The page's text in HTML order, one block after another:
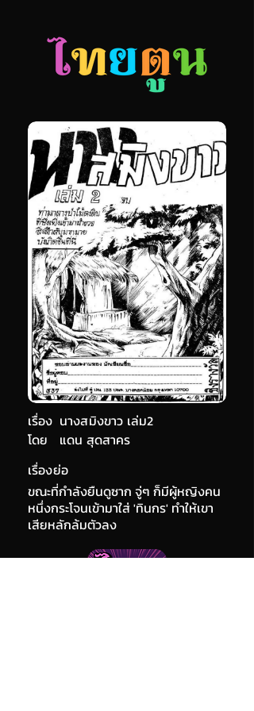
เรื่อง นางสมิงขาว เล่ม2
แดน สุดสาคร
โดย
เรื่องย่อ
ขณะที่กำลังยืนดูซาก จู่ๆ ก็มีผู้หญิงคน
หนึ่งกระโจนเข้ามาใส่ 'ทินกร' ทำให้เขา
เสียหลักล้มตัวลง